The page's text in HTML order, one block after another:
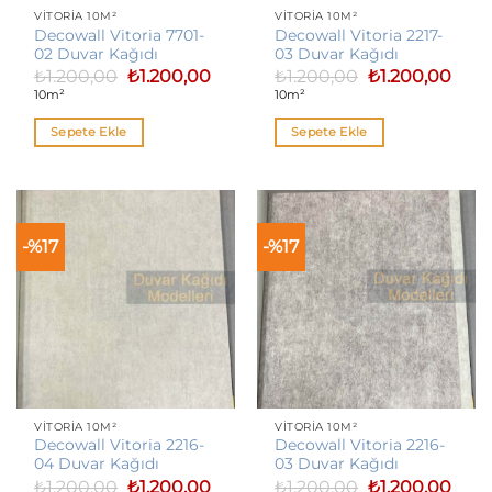
VITORIA 10M²
Decowall Vitoria 7701-
02 Duvar Kağıdı
₺1.200,00 Orijinal
fiyat:
₺1.200,00Şu
₺1.200,00.
10m²
Sepete Ekle
VITORIA 10M²
Decowall Vitoria 2217-
03 Duvar Kağıdı
₺1.200,00 Orijinal
fiyat:
₺1.200,00Şu
10m²
Sepete Ekle
-%17
VITORIA 10M²
Decowall Vitoria 2216-
04 Duvar Kağıdı
₺1.200,00 Orijinal
₺1.200,00Şu
-%17
VITORIA 10M²
Decowall Vitoria 2216-
03 Duvar Kağıdı
₺1.200,00 Orijinal
₺1.200,00Şu